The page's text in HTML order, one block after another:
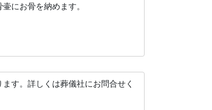
にお骨を納めます。
す。詳しくは葬儀社にお問合せく